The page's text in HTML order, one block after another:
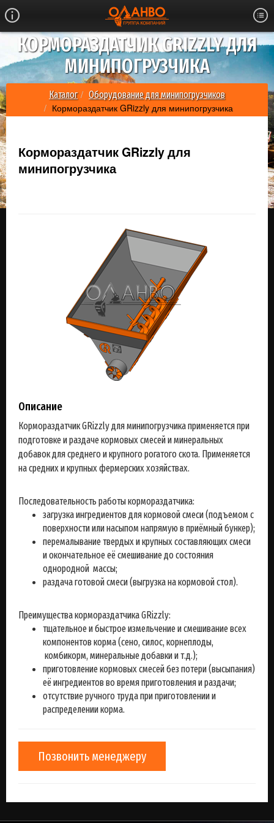
КОРМОРАЗДАТЧИК GRIZZLY ДЛЯ
МИНИПОГРУЗЧИКА
Каталог Оборудование для минипогрузчиков
Кормораздатчик GRizzly для минипогрузчика
Кормораздатчик GRizzly для
минипогрузчика
Описание
Кормораздатчик GRizzly для минипогрузчика применяется при
подготовке и раздаче кормовых смесей и минеральных
добавок для среднего и крупного рогатого скота. Применяется
на средних и крупных фермерских хозяйствах.
Последовательность работы кормораздатчика:
загрузка ингредиентов для кормовой смеси (подъемом с
поверхности или насыпом напрямую в приёмный бункер);
перемалывание твердых и крупных составляющих смеси
и окончательное её смешивание до состояния
однородной массы;
раздача готовой смеси (выгрузка на кормовой стол).
Преимущества кормораздатчика GRizzly:
тщательное и быстрое измельчение и смешивание всех
компонентов корма (сено, силос, корнеплоды,
комбикорм, минеральные добавки и т.д.);
приготовление кормовых смесей без потери (высыпания)
её ингредиентов во время приготовления и раздачи;
отсутствие ручного труда при приготовлении и
распределении корма.
Позвонить менеджеру